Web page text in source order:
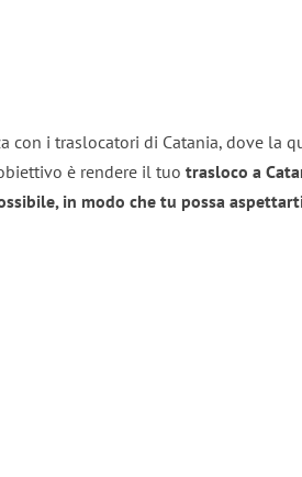
con i traslocatori di Catania, dove la
è rendere il tuo trasloco a
in modo che tu possa